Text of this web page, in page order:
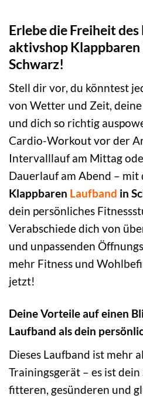
Erlebe die Freiheit
aktivshop Klappbaren
Schwarz!
Stell dir vor, du könntest
von Wetter und Zeit,
und dich so richtig
Cardio-Workout vor der
Intervalllauf am Mittag
Dauerlauf am Abend – mit
Klappbaren Laufband in
dein persönliches
Verabschiede dich von
und unpassenden
mehr Fitness und
jetzt!
Deine Vorteile auf einen
Laufband als dein
Dieses Laufband ist mehr
Trainingsgerät – es ist dein
fitteren, gesünderen und